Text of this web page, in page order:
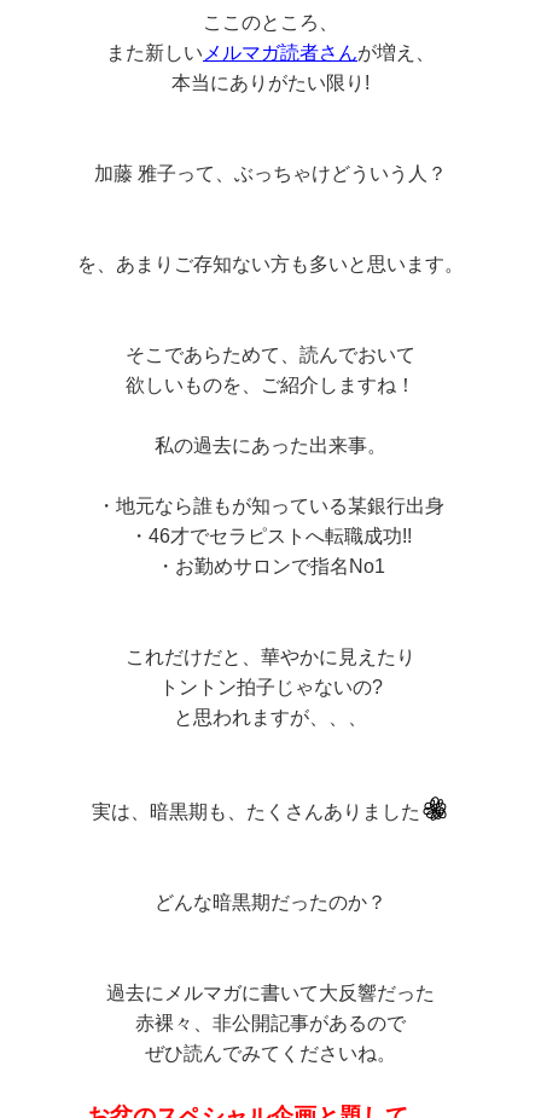
ここのところ、
また新しい メルマガ読者さんが増え、
本当にありがたい限り!
加藤 雅子って、ぶっちゃけどういう人？
を、あまりご存知ない方も多いと思います。
そこであらためて、読んでおいて
欲しいものを、ご紹介しますね！
私の過去にあった出来事。
・地元なら誰もが知っている某銀行出身
・46才でセラピストへ転職成功!!
・お勤めサロンで指名No1
これだけだと、華やかに見えたり
トントン拍子じゃないの?
と思われますが、、、
実は、暗黒期も、たくさんありました
どんな暗黒期だったのか？
過去にメルマガに書いて大反響だった
赤裸々、非公開記事があるので
ぜひ読んでみてくださいね。